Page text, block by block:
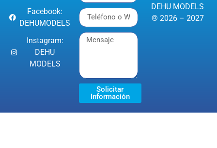
Facebook:
DEHUMODELS
Instagram:
DEHU
MODELS
Solicitar
Información
DEHU MODELS
® 2026 – 2027